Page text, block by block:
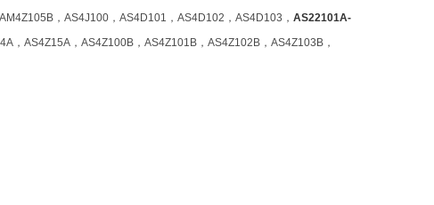
，AS4J100，AS4D101，AS4D102，AS4D103， AS22101A-
，AS4Z15A，AS4Z100B，AS4Z101B，AS4Z102B，AS4Z103B，